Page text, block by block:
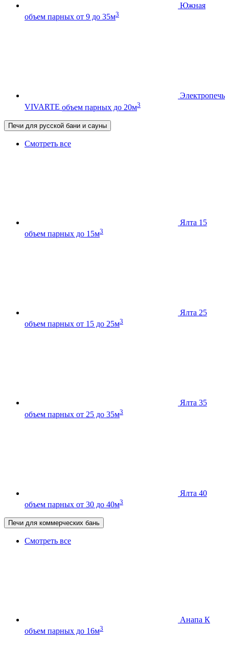
Южная
объем парных от 9 до 35м3
Электропечь
VIVARTE объем парных до 20м3
Печи для русской бани и сауны
Смотреть все
Ялта 15
объем парных до 15м3
Ялта 25
объем парных от 15 до 25м3
Ялта 35
объем парных от 25 до 35м3
Ялта 40
объем парных от 30 до 40м3
Печи для коммерческих бань
Смотреть все
Анапа К
объем парных до 16м3